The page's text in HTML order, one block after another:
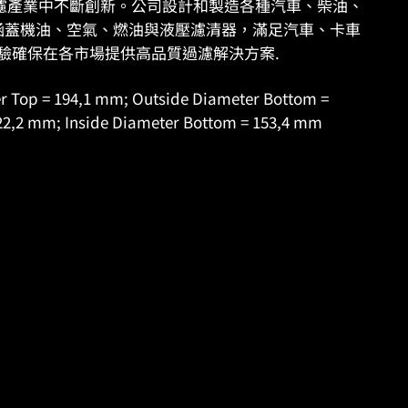
業中不斷創新。公司設計和製造各種汽車、柴油、
機油、空氣、燃油與液壓濾清器，滿足汽車、卡車
確保在各市場提供高品質過濾解決方案.
Top = 194,1 mm; Outside Diameter Bottom =
mm; Inside Diameter Bottom = 153,4 mm